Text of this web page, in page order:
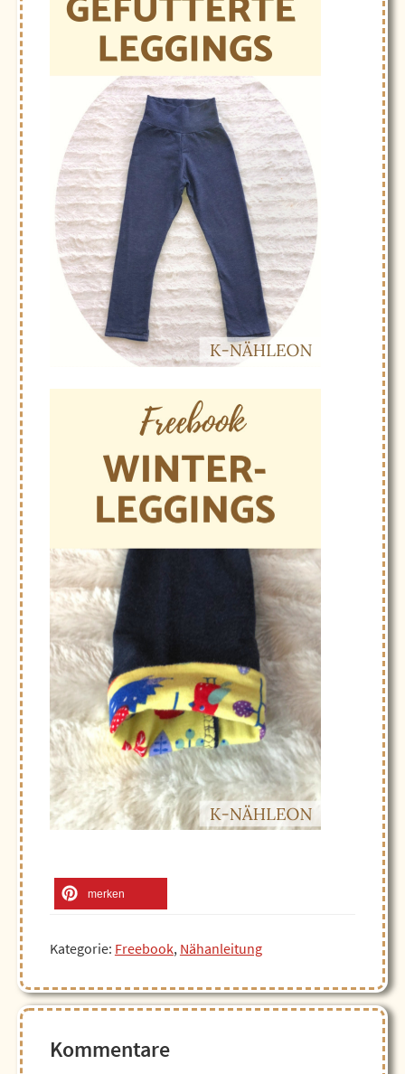
merken
Kategorie: Freebook, Nähanleitung
Leser-
Interaktionen
Kommentare